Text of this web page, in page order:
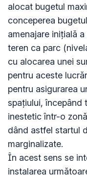
alocat bugetul
conceperea
amenajare inițială
teren ca parc
cu alocarea unei
pentru aceste
pentru asigurarea
spațiului, începând
inestetic într-o
dând astfel startul
marginalizate.
În acest sens se
instalarea